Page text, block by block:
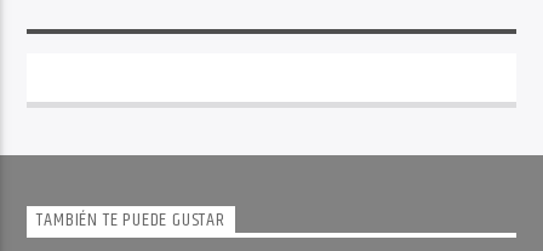
TAMBIÉN TE PUEDE GUSTAR